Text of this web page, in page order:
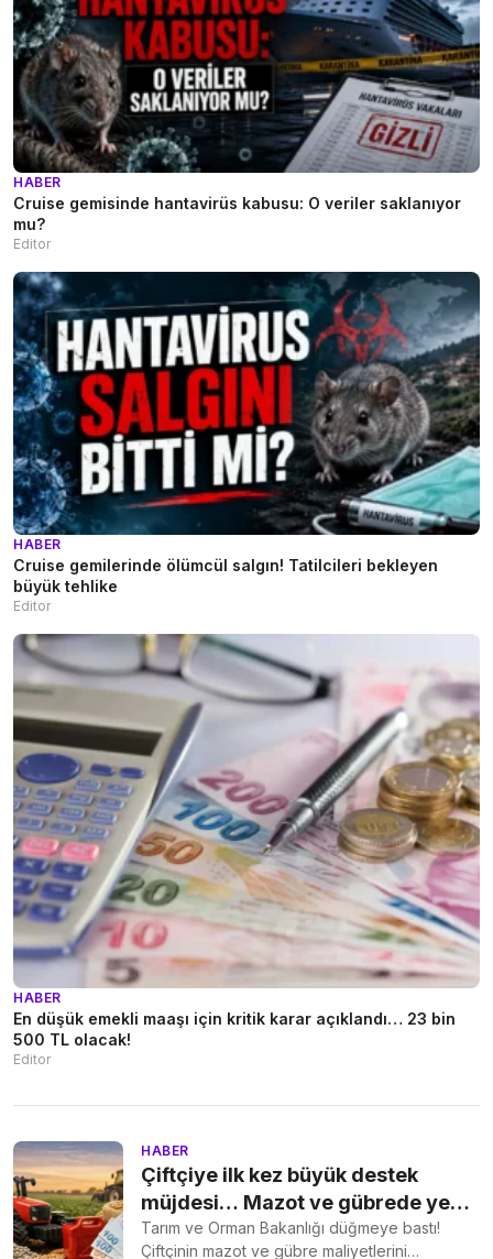
HABER
Cruise gemisinde hantavirüs kabusu: O veriler saklanıyor
mu?
Editor
HABER
Cruise gemilerinde ölümcül salgın! Tatilcileri bekleyen
büyük tehlike
Editor
HABER
En düşük emekli maaşı için kritik karar açıklandı… 23 bin
500 TL olacak!
Editor
HABER
Çiftçiye ilk kez büyük destek
müjdesi… Mazot ve gübrede yeni
dönem başlıyor
Tarım ve Orman Bakanlığı düğmeye bastı!
Çiftçinin mazot ve gübre maliyetlerini